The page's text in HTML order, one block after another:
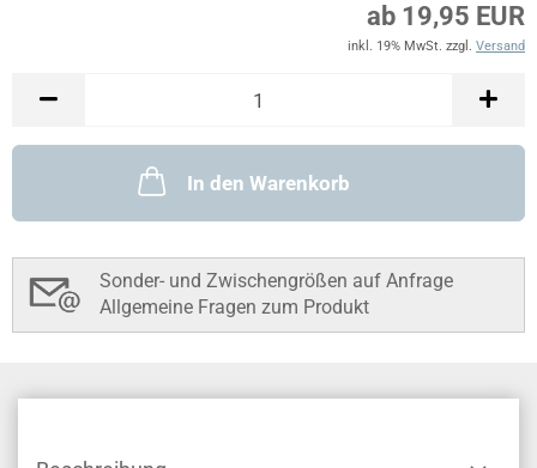
ab 19,95 EUR
inkl. 19% MwSt. zzgl. Versand
In den Warenkorb
Sonder- und Zwischengrößen auf Anfrage
Allgemeine Fragen zum Produkt